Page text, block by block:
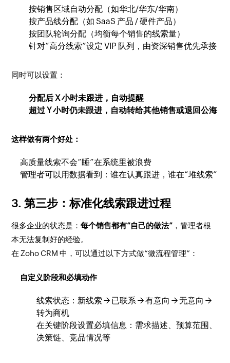
按销售区域自动分配（如华北/华东/华南）
按产品线分配（如 SaaS 产品 / 硬件产品）
按团队轮询分配（均衡每个销售的线索量）
针对“高分线索”设定 VIP 队列，由资深销售优先承接
同时可以设置：
分配后 X 小时未跟进，自动提醒
超过 Y 小时仍未跟进，自动转给其他销售或退回公海
这样做有两个好处：
高质量线索不会“睡”在系统里被浪费
管理者可以用数据看到：谁在认真跟进，谁在“堆线索”
3. 第三步：标准化线索跟进过程
很多企业的状态是：每个销售都有“自己的做法” ，管理者根
本无法复制好的经验。
在 Zoho CRM 中，可以通过以下方式做“微流程管理”：
自定义阶段和必填动作
线索状态：新线索 → 已联系 → 有意向 → 无意向 →
转为商机
在关键阶段设置必填信息：需求描述、预算范围、
决策链、竞品情况等